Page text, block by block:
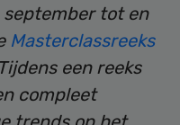
september tot en
Masterclassreeks
een reeks
compleet